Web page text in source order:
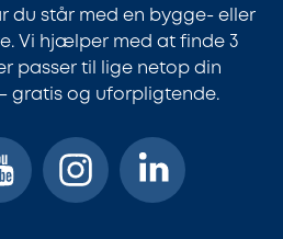
du står med en bygge- eller
Vi hjælper med at finde 3
passer til lige netop din
gratis og uforpligtende.